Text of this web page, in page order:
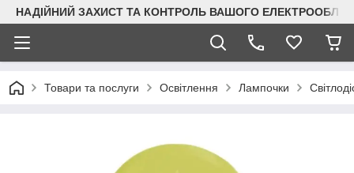
НАДІЙНИЙ ЗАХИСТ ТА КОНТРОЛЬ ВАШОГО
Товари та послуги Освітлення Лампочки